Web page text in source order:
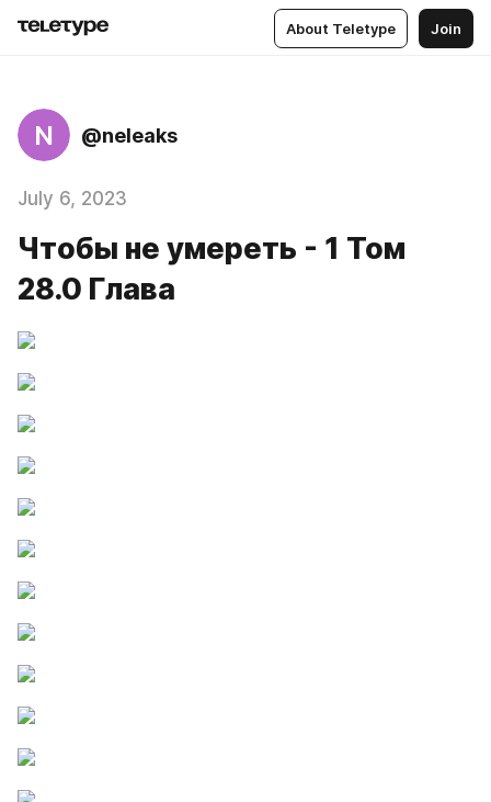
About Teletype Join
N @neleaks
July 6, 2023
Чтобы не умереть - 1 Том
28.0 Глава